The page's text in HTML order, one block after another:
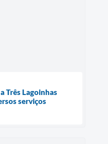
Três Lagoinhas
serviços